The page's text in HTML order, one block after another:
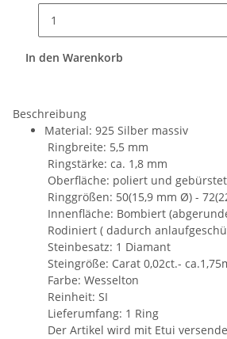
In den Warenkorb
Beschreibung
Material: 925 Silber massiv
Ringbreite: 5,5 mm
Ringstärke: ca. 1,8 mm
Oberfläche: poliert und gebürstet
Ringgrößen: 50(15,9 mm Ø) -
Innenfläche: Bombiert
Rodiniert ( dadurch
Steinbesatz: 1 Diamant
Steingröße: Carat 0,02ct.-
Farbe: Wesselton
Reinheit: SI
Lieferumfang: 1 Ring
Der Artikel wird mit Etui